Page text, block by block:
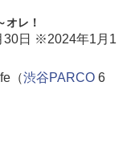
オレ！
30日 ※2024年1月1
（渋谷PARCO6